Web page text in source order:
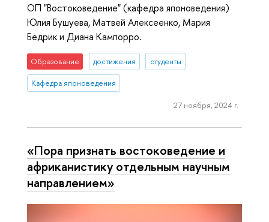
ОП "Востоковедение" (кафедра японоведения)
Юлия Бушуева, Матвей Алексеенко, Мария
Бедрик и Диана Кампорро.
Образование достижения студенты
Кафедра японоведения
27 ноября, 2024 г.
«Пора признать востоковедение и
африканистику отдельным научным
направлением»